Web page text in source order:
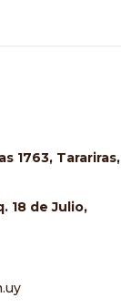
1763, Tarariras,
18 de Julio,